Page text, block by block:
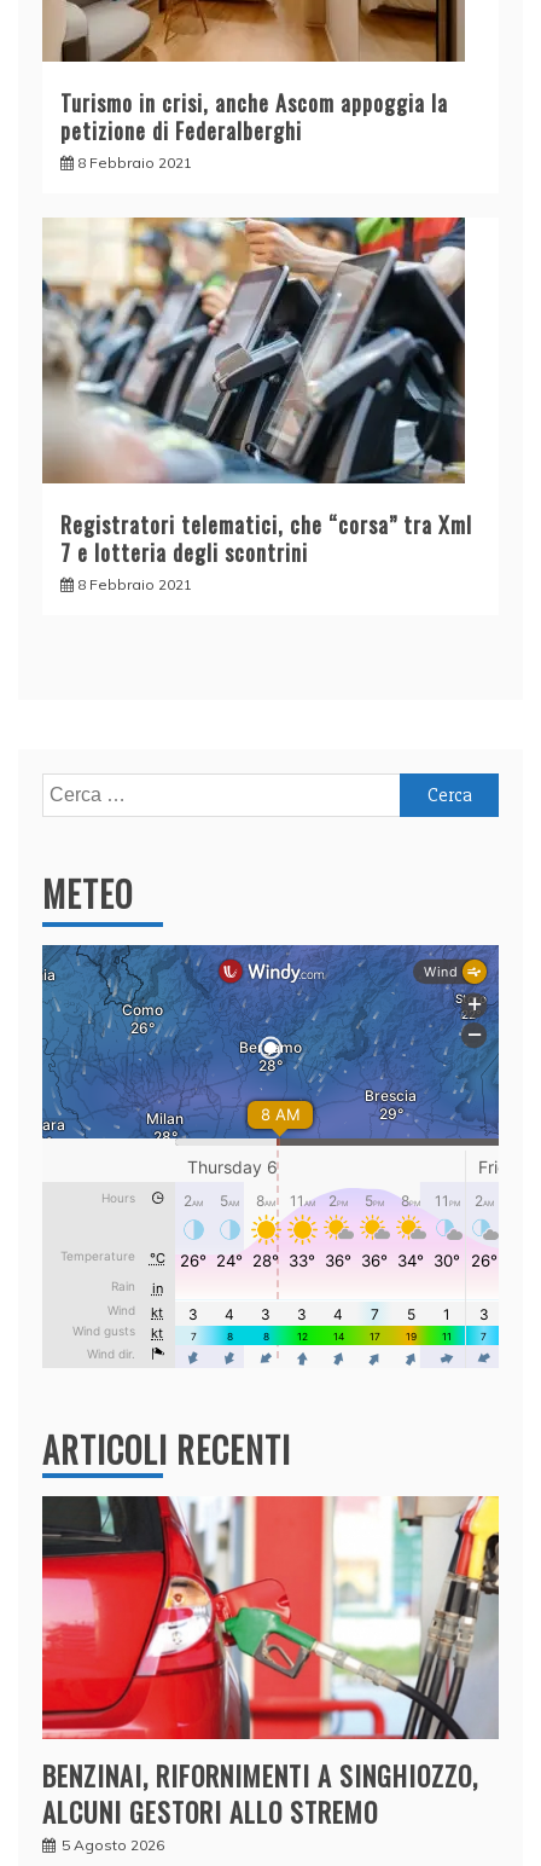
Turismo in crisi, anche Ascom appoggia la
petizione di Federalberghi
8 Febbraio 2021
Registratori telematici, che “corsa” tra Xml
7 e lotteria degli scontrini
8 Febbraio 2021
Ricerca
per:
METEO
ARTICOLI RECENTI
BENZINAI, RIFORNIMENTI A SINGHIOZZO,
ALCUNI GESTORI ALLO STREMO
5 Agosto 2026